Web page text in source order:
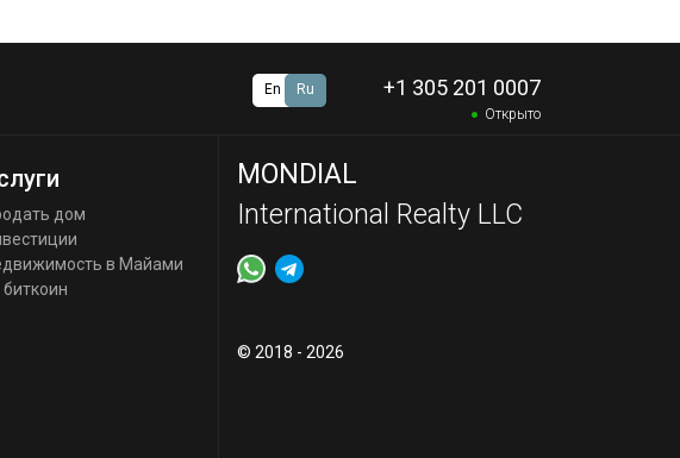
En Ru +1 305 201 0007
Открыто
дом
в Майами
биткоин
MONDIAL
International Realty LLC
© 2018 - 2026